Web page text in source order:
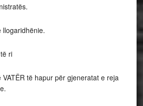
llogaridhënie.
ri
të hapur për gjeneratat e reja